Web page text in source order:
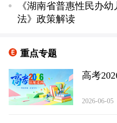
《湖南省普惠性民办
法》政策解读
重点专题
2026-06-05